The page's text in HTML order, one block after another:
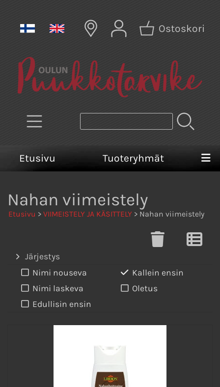
Ostoskori
Etusivu Tuoteryhmät
Nahan viimeistely
Etusivu > VIIMEISTELY JA KÄSITTELY > Nahan viimeistely
Järjestys
Nimi nouseva
Nimi laskeva
Edullisin ensin
Kallein ensin
Oletus